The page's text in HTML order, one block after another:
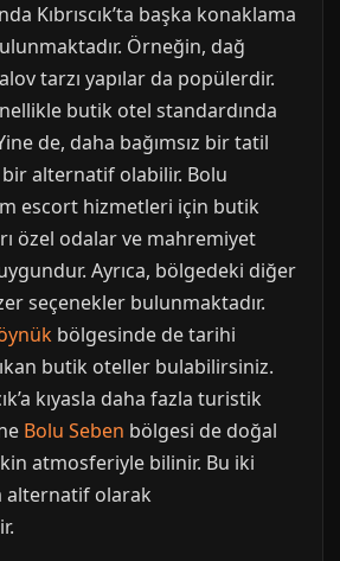
Kıbrıscık’ta başka konaklama
Örneğin, dağ
tarzı yapılar da popülerdir.
butik otel standardında
de, daha bağımsız bir tatil
alternatif olabilir. Bolu
escort hizmetleri için butik
özel odalar ve mahremiyet
Ayrıca, bölgedeki diğer
seçenekler bulunmaktadır.
bölgesinde de tarihi
butik oteller bulabilirsiniz.
kıyasla daha fazla turistik
Bolu Seben bölgesi de doğal
atmosferiyle bilinir. Bu iki
alternatif olarak